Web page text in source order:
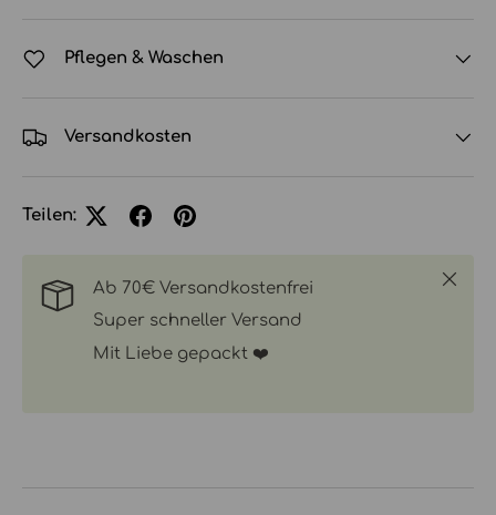
Pflegen & Waschen
Versandkosten
Teilen:
Ab 70€ Versandkostenfrei
Super schneller Versand
Mit Liebe gepackt ❤️